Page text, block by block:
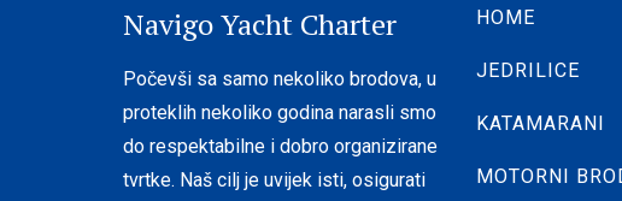
Navigo Yacht Charter
Počevši sa samo nekoliko brodova, u
proteklih nekoliko godina narasli smo
do respektabilne i dobro organizirane
tvrtke. Naš cilj je uvijek isti, osigurati
HOME
JEDRILICE
KATAMARANI
MOTORNI